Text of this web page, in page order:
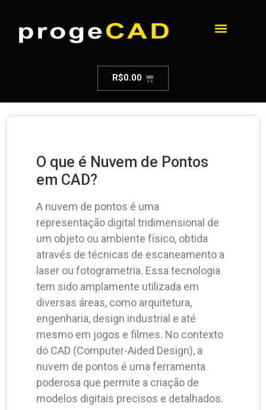
R$0.00
O que é Nuvem de Pontos
em CAD?
A nuvem de pontos é uma
representação digital tridimensional de
um objeto ou ambiente físico, obtida
através de técnicas de escaneamento a
laser ou fotogrametria. Essa tecnologia
tem sido amplamente utilizada em
diversas áreas, como arquitetura,
engenharia, design industrial e até
mesmo em jogos e filmes. No contexto
do CAD (Computer-Aided Design), a
nuvem de pontos é uma ferramenta
poderosa que permite a criação de
modelos digitais precisos e detalhados.